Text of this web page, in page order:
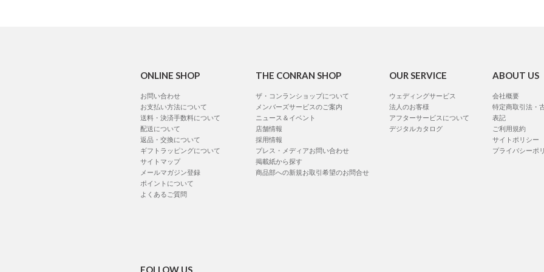
ONLINE SHOP
お問い合わせ
お支払い方法について
送料・決済手数料について
配送について
返品・交換について
ギフトラッピングについて
サイトマップ
メールマガジン登録
ポイントについて
よくあるご質問
THE CONRAN SHOP
ザ・コンランショップについて
メンバーズサービスのご案内
ニュース＆イベント
店舗情報
採用情報
プレス・メディアお問い合わせ
掲載紙から探す
商品部への新規お取引希望のお問合せ
OUR SERVICE
ウェディングサービス
法人のお客様
アフターサービスについて
デジタルカタログ
ABOUT US
会社概要
特定商取引法・
表記
ご利用規約
サイトポリシー
プライバシーポ
FOLLOW US